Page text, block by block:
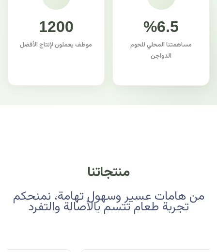
%6.5
مساهمتنا المحلي للحوم
الدواجن
1200
موظف يعملون لإنتاج الأفضل
منتجاتنا
من هامات عسير وسهول تهامة، نمنحكم
تجربة طعام تتسم بالأصالة والتفرد